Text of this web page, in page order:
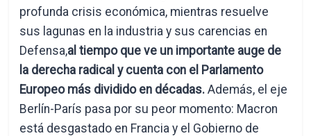
profunda crisis económica, mientras resuelve
sus lagunas en la industria y sus carencias en
Defensa,al tiempo que ve un importante auge de
la derecha radical y cuenta con el Parlamento
Europeo más dividido en décadas. Además, el eje
Berlín-París pasa por su peor momento: Macron
está desgastado en Francia y el Gobierno de